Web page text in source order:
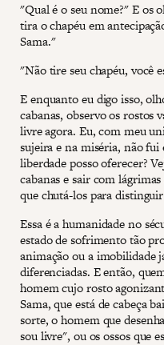
"Qual é o seu nome?" E os
tira o chapéu em
Sama."
"Não tire seu chapéu, você
E enquanto eu digo isso,
cabanas, observo os rostos
livre agora. Eu, com meu
sujeira e na miséria, não fui
liberdade posso oferecer?
cabanas e sair com
que chutá-los para
Essa é a humanidade no
estado de sofrimento tão
animação ou a imobilidade
diferenciadas. E então,
homem cujo rosto
Sama, que está de cabeça
sorte, o homem que
sou livre", ou os ossos que